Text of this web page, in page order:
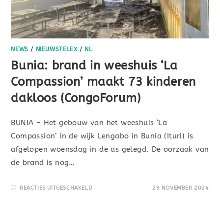
NEWS / NIEUWSTELEX/ NL
Bunia: brand in weeshuis ‘La
Compassion’ maakt 73 kinderen
dakloos (CongoForum)
BUNIA – Het gebouw van het weeshuis ‘La
Compassion’ in de wijk Lengabo in Bunia (Ituri) is
afgelopen woensdag in de as gelegd. De oorzaak van
de brand is nog…
REACTIES UITGESCHAKELD 29 NOVEMBER 2024